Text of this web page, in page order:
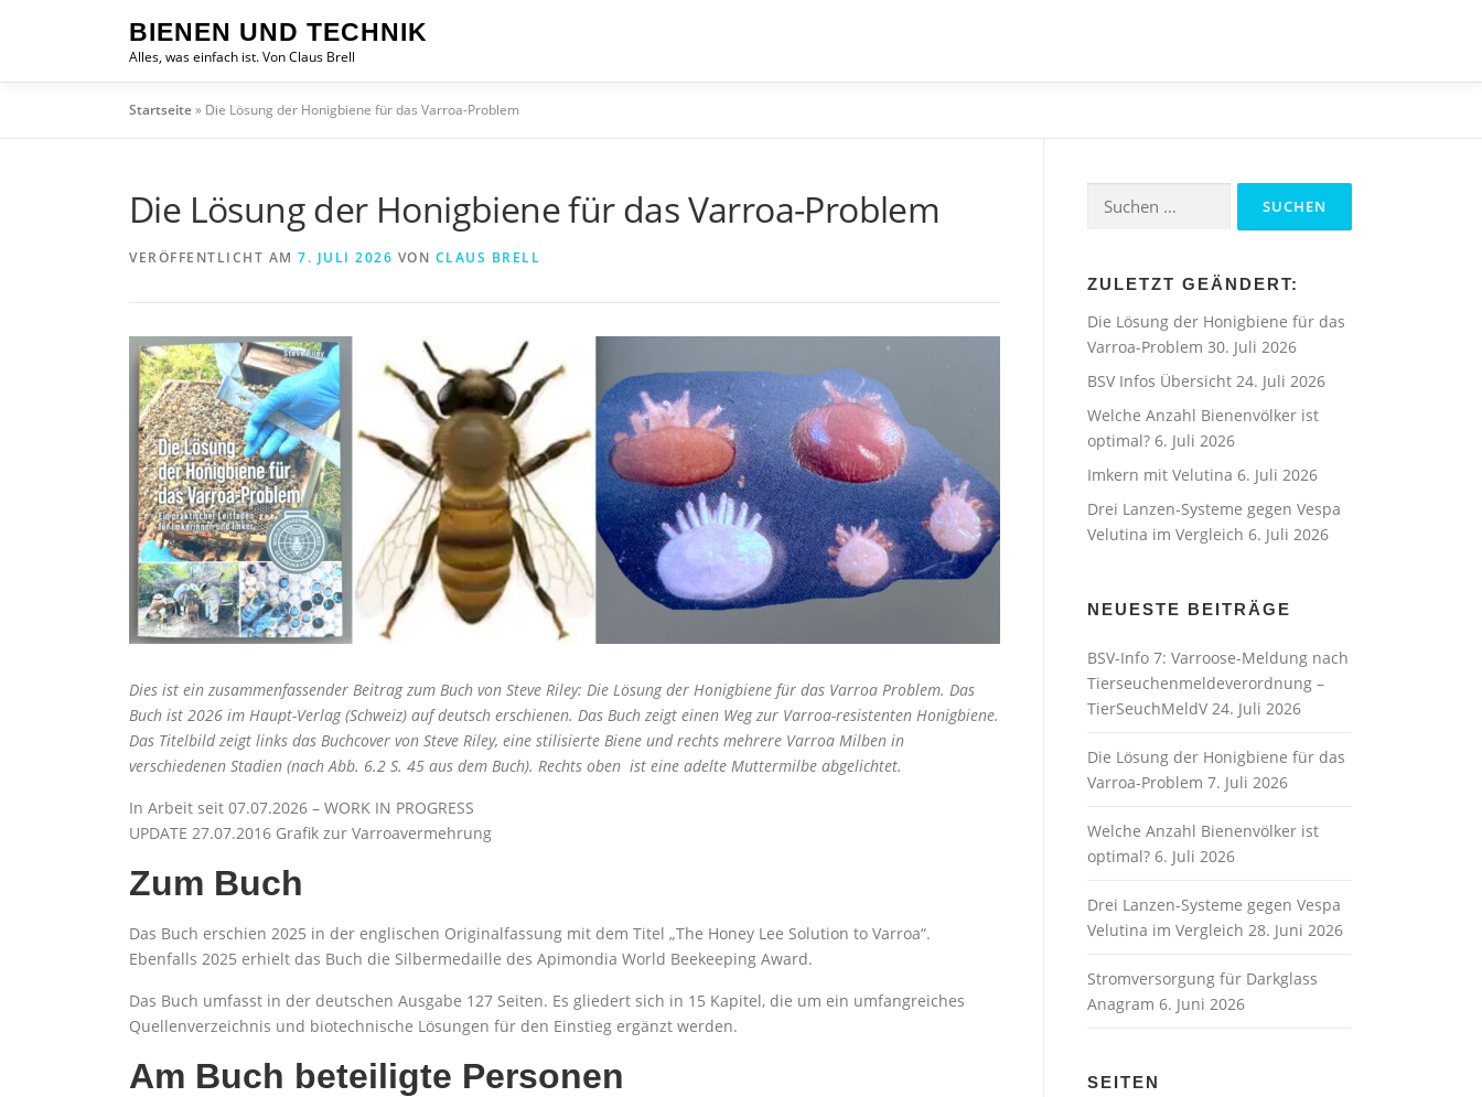
BIENEN UND TECHNIK
Alles, was einfach ist. Von Claus Brell
Startseite» Die Lösung der Honigbiene für das Varroa-Problem
Die Lösung der Honigbiene für das Varroa-Problem
VERÖFFENTLICHT AM 7. JULI 2026 VON CLAUS BRELL
Dies ist ein zusammenfassender Beitrag zum Buch von Steve Riley: Die Lösung der Honigbiene für das Varroa Problem. Das
Buch ist 2026 im Haupt-Verlag (Schweiz) auf deutsch erschienen. Das Buch zeigt einen Weg zur Varroa-resistenten Honigbiene.
Das Titelbild zeigt links das Buchcover von Steve Riley, eine stilisierte Biene und rechts mehrere Varroa Milben in
verschiedenen Stadien (nach Abb. 6.2 S. 45 aus dem Buch). Rechts oben ist eine adelte Muttermilbe abgelichtet.
In Arbeit seit 07.07.2026 – WORK IN PROGRESS
UPDATE 27.07.2016 Grafik zur Varroavermehrung
Zum Buch
Das Buch erschien 2025 in der englischen Originalfassung mit dem Titel „The Honey Lee Solution to Varroa“.
Ebenfalls 2025 erhielt das Buch die Silbermedaille des Apimondia World Beekeeping Award.
Das Buch umfasst in der deutschen Ausgabe 127 Seiten. Es gliedert sich in 15 Kapitel, die um ein umfangreiches
Quellenverzeichnis und biotechnische Lösungen für den Einstieg ergänzt werden.
Am Buch beteiligte Personen
Suchen
nach:
ZULETZT GEÄNDERT:
Die Lösung der Honigbiene für das
Varroa-Problem 30. Juli 2026
BSV Infos Übersicht 24. Juli 2026
Welche Anzahl Bienenvölker ist
optimal? 6. Juli 2026
Imkern mit Velutina 6. Juli 2026
Drei Lanzen-Systeme gegen Vespa
Velutina im Vergleich 6. Juli 2026
NEUESTE BEITRÄGE
BSV-Info 7: Varroose-Meldung nach
Tierseuchenmeldeverordnung –
TierSeuchMeldV 24. Juli 2026
Die Lösung der Honigbiene für das
Varroa-Problem 7. Juli 2026
Welche Anzahl Bienenvölker ist
optimal? 6. Juli 2026
Drei Lanzen-Systeme gegen Vespa
Velutina im Vergleich 28. Juni 2026
Stromversorgung für Darkglass
Anagram 6. Juni 2026
SEITEN